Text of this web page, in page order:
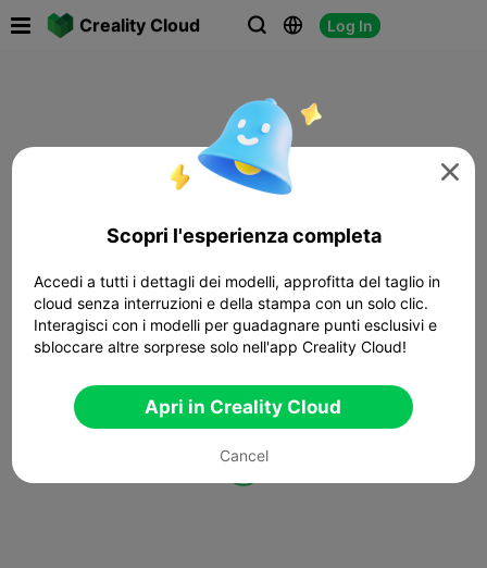
Creality Cloud   Log In

Scopri l'esperienza completa
Accedi a tutti i dettagli dei modelli, approfitta del taglio in
cloud senza interruzioni e della stampa con un solo clic.
Interagisci con i modelli per guadagnare punti esclusivi e
sbloccare altre sorprese solo nell'app Creality Cloud!
Apri in Creality Cloud
Cancel